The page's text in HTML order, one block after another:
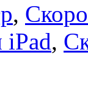
,
iPad,